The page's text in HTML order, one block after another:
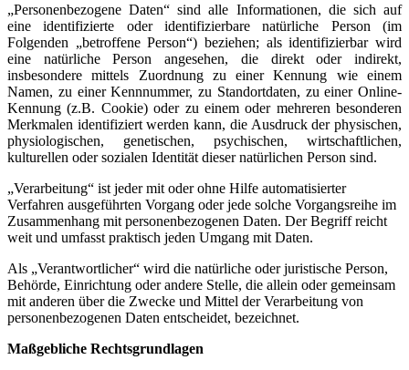
„Personenbezogene Daten“ sind alle Informationen, die sich auf
eine identifizierte oder identifizierbare natürliche Person (im
Folgenden „betroffene Person“) beziehen; als identifizierbar wird
eine natürliche Person angesehen, die direkt oder indirekt,
insbesondere mittels Zuordnung zu einer Kennung wie einem
Namen, zu einer Kennnummer, zu Standortdaten, zu einer Online-
Kennung (z.B. Cookie) oder zu einem oder mehreren besonderen
Merkmalen identifiziert werden kann, die Ausdruck der physischen,
physiologischen, genetischen, psychischen, wirtschaftlichen,
kulturellen oder sozialen Identität dieser natürlichen Person sind.
„Verarbeitung“ ist jeder mit oder ohne Hilfe automatisierter
Verfahren ausgeführten Vorgang oder jede solche Vorgangsreihe im
Zusammenhang mit personenbezogenen Daten. Der Begriff reicht
weit und umfasst praktisch jeden Umgang mit Daten.
Als „Verantwortlicher“ wird die natürliche oder juristische Person,
Behörde, Einrichtung oder andere Stelle, die allein oder gemeinsam
mit anderen über die Zwecke und Mittel der Verarbeitung von
personenbezogenen Daten entscheidet, bezeichnet.
Maßgebliche Rechtsgrundlagen